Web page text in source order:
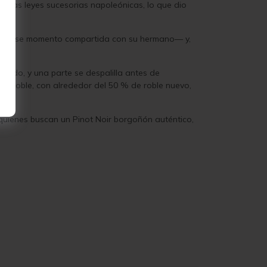
las leyes sucesorias napoleónicas, lo que dio
ese momento compartida con su hermano— y,
y una parte se despalilla antes de
roble, con alrededor del 50 % de roble nuevo,
buscan un Pinot Noir borgoñón auténtico,